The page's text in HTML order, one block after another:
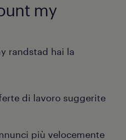
my
randstad hai la
di lavoro suggerite
più velocemente